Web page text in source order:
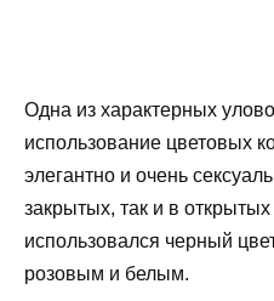
Одна из характерных
использование цветовых
элегантно и очень
закрытых, так и в
использовался черный
розовым и белым.